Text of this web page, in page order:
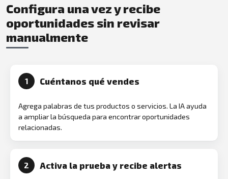
Configura una vez y recibe
oportunidades sin revisar
manualmente
1 Cuéntanos qué vendes
Agrega palabras de tus productos o servicios. La IA ayuda
a ampliar la búsqueda para encontrar oportunidades
relacionadas.
2 Activa la prueba y recibe alertas